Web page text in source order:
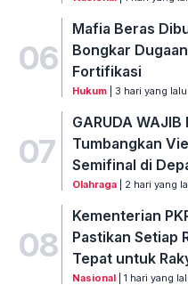
06
Mafia Beras
Bongkar
Fortifikasi
Hukum | 3 hari yang lalu
07
GARUDA WAJIB
Tumbangkan
Semifinal di
Olahraga | 2 hari yang
08
Kementerian
Pastikan Setiap
Tepat untuk
Nasional | 1 hari yang